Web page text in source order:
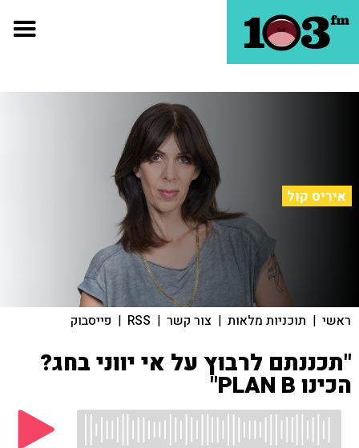
איריס קול
ראשי | תוכניות מלאות | צור קשר |
RSS
| פייסבוק
"תכננתם לרבוץ על אי יווני בחג?
הכינו PLAN B"